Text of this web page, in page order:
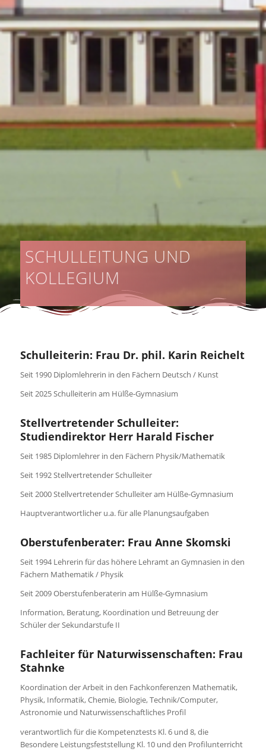
SCHULLEITUNG UND
KOLLEGIUM
Schulleiterin: Frau Dr. phil. Karin Reichelt
Seit 1990 Diplomlehrerin in den Fächern Deutsch / Kunst
Seit 2025 Schulleiterin am Hülße-Gymnasium
Stellvertretender Schulleiter:
Studiendirektor Herr Harald Fischer
Seit 1985 Diplomlehrer in den Fächern Physik/Mathematik
Seit 1992 Stellvertretender Schulleiter
Seit 2000 Stellvertretender Schulleiter am Hülße-Gymnasium
Hauptverantwortlicher u.a. für alle Planungsaufgaben
Oberstufenberater: Frau Anne Skomski
Seit 1994 Lehrerin für das höhere Lehramt an Gymnasien in den
Fächern Mathematik / Physik
Seit 2009 Oberstufenberaterin am Hülße-Gymnasium
Information, Beratung, Koordination und Betreuung der
Schüler der Sekundarstufe II
Fachleiter für Naturwissenschaften: Frau
Stahnke
Koordination der Arbeit in den Fachkonferenzen Mathematik,
Physik, Informatik, Chemie, Biologie, Technik/Computer,
Astronomie und Naturwissenschaftliches Profil
verantwortlich für die Kompetenztests Kl. 6 und 8, die
Besondere Leistungsfeststellung Kl. 10 und den Profilunterricht